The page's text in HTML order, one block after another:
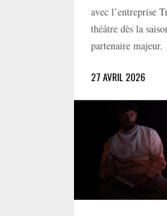
avec l’entreprise
théâtre dès la
partenaire
27 AVRIL 2026